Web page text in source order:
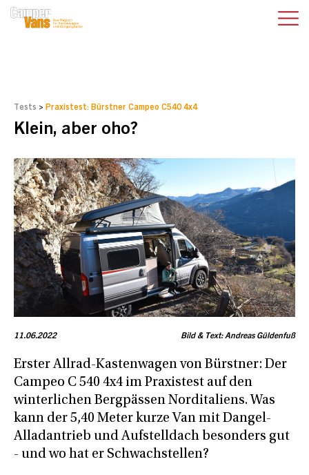
Tests > Praxistest: Bürstner Campeo C540 4x4
Klein, aber oho?
11.06.2022 Bild & Text: Andreas Güldenfuß
Erster Allrad-Kastenwagen von Bürstner: Der
Campeo C 540 4x4 im Praxistest auf den
winterlichen Bergpässen Norditaliens. Was
kann der 5,40 Meter kurze Van mit Dangel-
Alladantrieb und Aufstelldach besonders gut
- und wo hat er Schwachstellen?